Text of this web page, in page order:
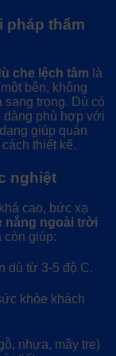
pháp thẩm
che lệch tâm là
bên, không
trọng. Dù có
phù hợp với
giúp quán
thiết kế.
nghiệt
cao, bức xạ
nắng ngoài trời
còn giúp:
dù từ 3-5 độ C.
khỏe khách
nhựa, mây tre)